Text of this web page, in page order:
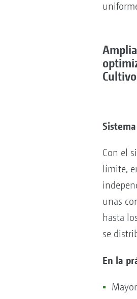
Con el
límite,
unas
hasta
se
En la